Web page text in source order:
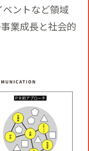
ベントなど領域
業成長と社会的